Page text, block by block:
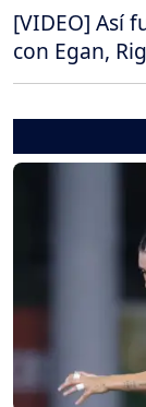
[VIDEO] Así
con Egan,